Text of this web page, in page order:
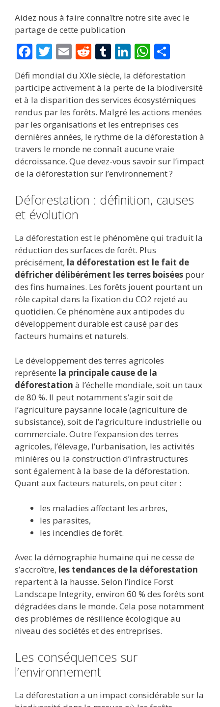
Aidez nous à faire connaître notre site avec le
partage de cette publication
F
e
b
o
o
k
T
w
itt
er
E
m
ai
l
R
d
di
t
T
u
m
bl
r
Li
n
k
e
dI
n
W
at
s
A
p
p
ar
ta
g
er
Défi mondial du XXIe siècle, la déforestation
participe activement à la perte de la biodiversité
et à la disparition des services écosystémiques
rendus par les forêts. Malgré les actions menées
par les organisations et les entreprises ces
dernières années, le rythme de la déforestation à
travers le monde ne connaît aucune vraie
décroissance. Que devez-vous savoir sur l’impact
de la déforestation sur l’environnement ?
Déforestation : définition, causes
et évolution
La déforestation est le phénomène qui traduit la
réduction des surfaces de forêt. Plus
précisément, la déforestation est le fait de
défricher délibérément les terres boisées pour
des fins humaines. Les forêts jouent pourtant un
rôle capital dans la fixation du CO2 rejeté au
quotidien. Ce phénomène aux antipodes du
développement durable est causé par des
facteurs humains et naturels.
Le développement des terres agricoles
représente la principale cause de la
déforestation à l’échelle mondiale, soit un taux
de 80 %. Il peut notamment s’agir soit de
l’agriculture paysanne locale (agriculture de
subsistance), soit de l’agriculture industrielle ou
commerciale. Outre l’expansion des terres
agricoles, l’élevage, l’urbanisation, les activités
minières ou la construction d’infrastructures
sont également à la base de la déforestation.
Quant aux facteurs naturels, on peut citer :
les maladies affectant les arbres,
les parasites,
les incendies de forêt.
Avec la démographie humaine qui ne cesse de
s’accroître, les tendances de la déforestation
repartent à la hausse. Selon l’indice Forst
Landscape Integrity, environ 60 % des forêts sont
dégradées dans le monde. Cela pose notamment
des problèmes de résilience écologique au
niveau des sociétés et des entreprises.
Les conséquences sur
l’environnement
La déforestation a un impact considérable sur la